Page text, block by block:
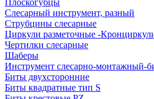
Плоскогубцы
Слесарный инструмент, разный
Струбцины слесарные
Циркули разметочные -
Чертилки слесарные
Шаберы
Инструмент слесарно-монтажный-
Биты двухсторонние
Биты квадратные тип S